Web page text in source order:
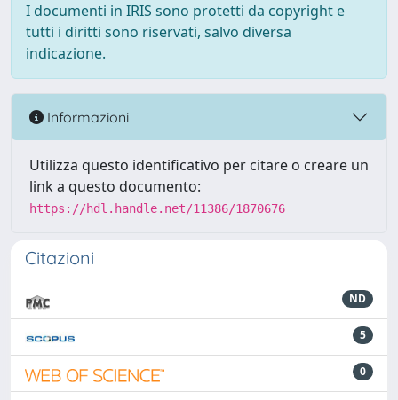
I documenti in IRIS sono protetti da copyright e
tutti i diritti sono riservati, salvo diversa
indicazione.
Informazioni
Utilizza questo identificativo per citare o creare un
link a questo documento:
https://hdl.handle.net/11386/1870676
Citazioni
ND
5
0